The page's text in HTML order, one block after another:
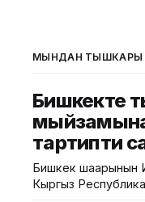
МЫНДАН ТЫШКАРЫ
Бишкекте
тартипти
Бишкек шаарынын
Кыргыз